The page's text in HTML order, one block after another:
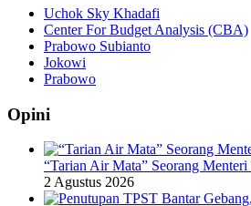
Uchok Sky Khadafi
Center For Budget Analysis (CBA)
Prabowo Subianto
Jokowi
Prabowo
Opini
“Tarian Air Mata” Seorang
2 Agustus 2026